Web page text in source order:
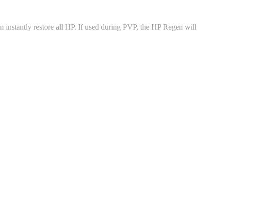
instantly restore all HP. If used during PVP, the HP Regen will